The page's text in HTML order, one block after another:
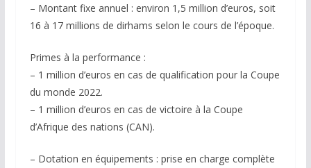
– Montant fixe annuel : environ 1,5 million d’euros, soit
16 à 17 millions de dirhams selon le cours de l’époque.
Primes à la performance :
– 1 million d’euros en cas de qualification pour la Coupe
du monde 2022.
– 1 million d’euros en cas de victoire à la Coupe
d’Afrique des nations (CAN).
– Dotation en équipements : prise en charge complète